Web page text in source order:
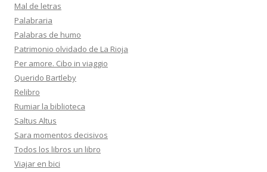
Mal de letras
Palabraria
Palabras de humo
Patrimonio olvidado de La Rioja
Per amore. Cibo in viaggio
Querido Bartleby
Relibro
Rumiar la biblioteca
Saltus Altus
Sara momentos decisivos
Todos los libros un libro
Viajar en bici